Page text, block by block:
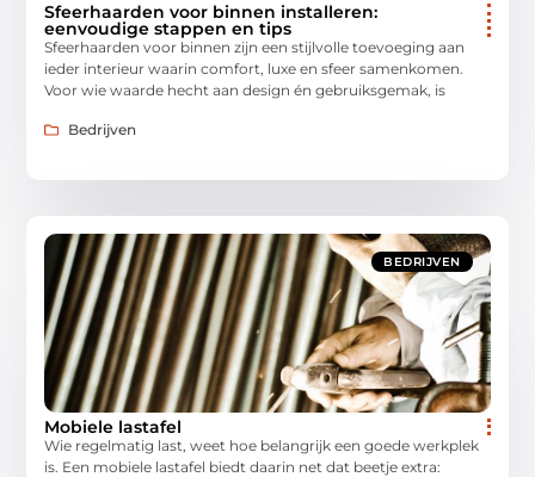
Sfeerhaarden voor binnen installeren:
eenvoudige stappen en tips
Sfeerhaarden voor binnen zijn een stijlvolle toevoeging aan
ieder interieur waarin comfort, luxe en sfeer samenkomen.
Voor wie waarde hecht aan design én gebruiksgemak, is
Bedrijven
BEDRIJVEN
Mobiele lastafel
Wie regelmatig last, weet hoe belangrijk een goede werkplek
is. Een mobiele lastafel biedt daarin net dat beetje extra: